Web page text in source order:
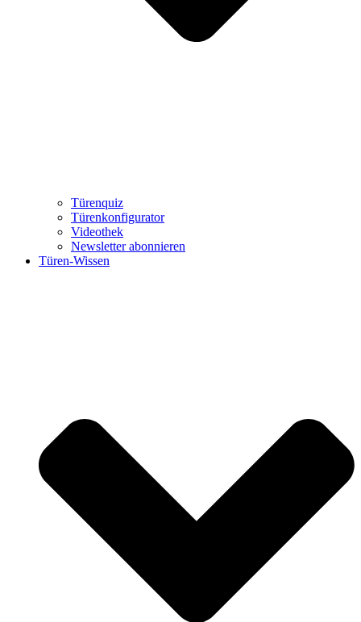
Türenquiz
Türenkonfigurator
Videothek
Newsletter abonnieren
Türen-Wissen